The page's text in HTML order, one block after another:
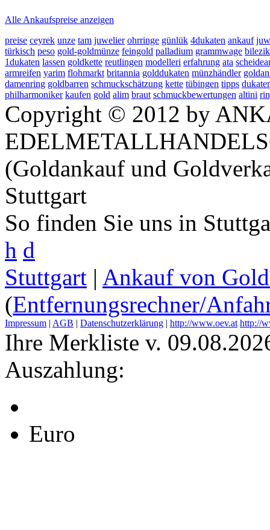
Alle Ankaufspreise anzeigen
preise ceyrek unze tam juwelier ohrringe günlük 4dukaten ankauf
türkisch peso gold-goldmünze feingold palladium grammwage bilezik
1dukaten lassen goldkette reutlingen modelleri erfahrung ata
armreifen yarim flohmarkt britannia golddukaten münzhändler
damenring goldbarren schmuckschätzung kette tübingen tipps
philharmoniker kaufen gold alim braut schmuckbewertungen altini
Copyright © 2012 by
(Goldankauf und
Stuttgart
So finden Sie uns in
h d
Stuttgart | Ankauf von
(Entfernungsrechner/
Impressum | AGB | Datenschutzerklärung | http://www.oev.at http://
Ihre Merkliste v.
Auszahlung:
Euro